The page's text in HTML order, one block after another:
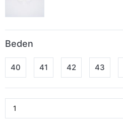
Beden
40 41 42 43